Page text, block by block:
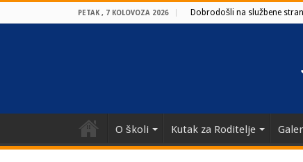
PETAK , 7 KOLOVOZA 2026 Dobrodošli na službene
O školi Kutak za Roditelje